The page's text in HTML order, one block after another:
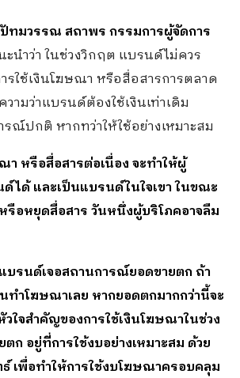
ปัทมวรรณ สถาพร กรรมการผู้จัดการ
ะนำว่า ในช่วงวิกฤต แบรนด์ไม่ควร
ใช้เงินโฆษณา หรือสื่อสารการตลาด
ามว่าแบรนด์ต้องใช้เงินเท่าเดิม
ณ์ปกติ หากทว่าให้ใช้อย่างเหมาะสม
หรือสื่อสารต่อเนื่อง จะทำให้ผู้
ได้ และเป็นแบรนด์ในใจเขา ในขณะ
อหยุดสื่อสาร วันหนึ่งผู้บริโภคอาจลืม
บรนด์เจอสถานการณ์ยอดขายตก ถ้า
ทำโฆษณาเลย หากยอดตกมากกว่านี้จะ
ใจสำคัญของการใช้เงินโฆษณาในช่วง
ก อยู่ที่การใช้งบอย่างเหมาะสม ด้วย
เพื่อทำให้การใช้งบโฆษณาครอบคลุม